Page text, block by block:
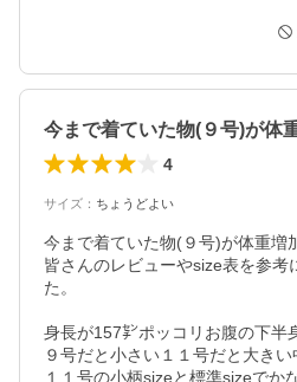
4
サイズ ： ちょうどよい
今まで着ていた物(９号)が体重増
皆さんのレビューやsize表を参考
た。
身長が157㌢ポッコリお腹の下半
９号だと小さい１１号だと大き
１１号の小柄sizeと標準sizeでか